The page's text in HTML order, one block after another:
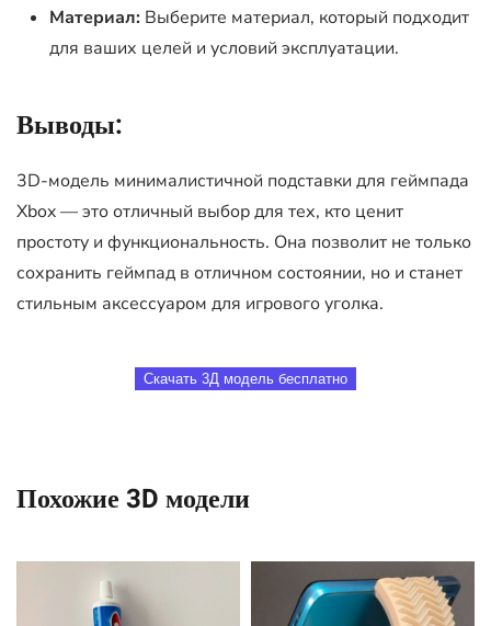
Материал: Выберите материал, который подходит
для ваших целей и условий эксплуатации.
Выводы:
3D-модель минималистичной подставки для геймпада
Xbox — это отличный выбор для тех, кто ценит
простоту и функциональность. Она позволит не только
сохранить геймпад в отличном состоянии, но и станет
стильным аксессуаром для игрового уголка.
Скачать 3Д модель бесплатно
Похожие 3D модели